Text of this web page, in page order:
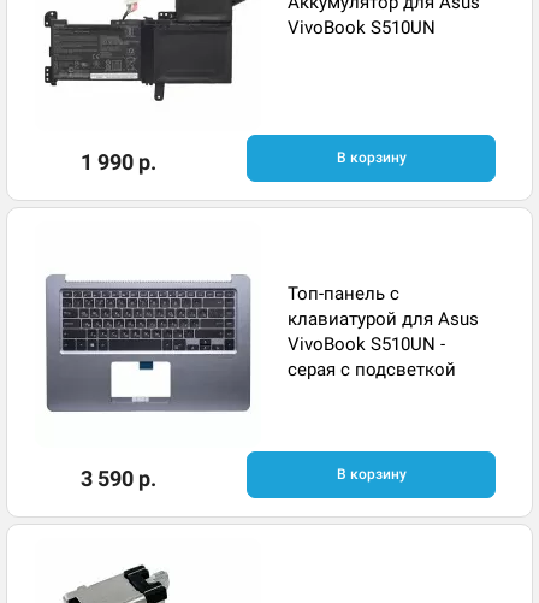
VivoBook S510UN
1 990 р. В корзину
Топ-панель с
клавиатурой для Asus
VivoBook S510UN -
серая с подсветкой
3 590 р. В корзину